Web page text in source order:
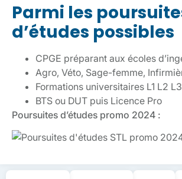
Parmi les
d’études possibles
CPGE préparant aux écoles
Agro, Véto, Sage-femme,
Formations universitaires L1 L2
BTS ou DUT puis Licence Pro
Poursuites d’études promo 2024 :